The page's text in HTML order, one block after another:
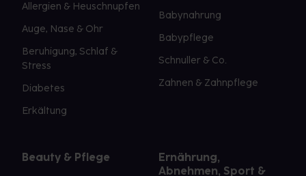
Allergien & Heuschnupfen
Auge, Nase & Ohr
Beruhigung, Schlaf &
Stress
Diabetes
Erkältung
Babynahrung
Babypflege
Schnuller & Co.
Zahnen & Zahnpflege
Beauty & Pflege
Ernährung,
Abnehmen, Sport &